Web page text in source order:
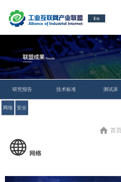
研究报告 技术标准 测试床
网络 安全
首